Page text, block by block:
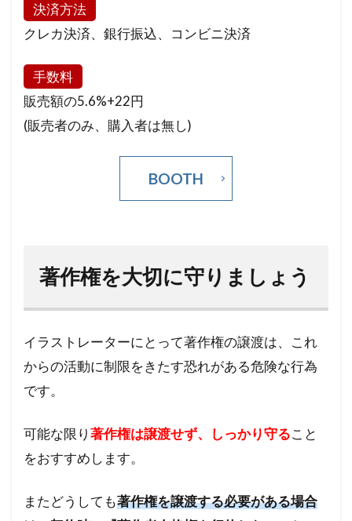
決済方法
クレカ決済、銀行振込、コンビニ決済
手数料
販売額の5.6%+22円
(販売者のみ、購入者は無し)
BOOTH
著作権を大切に守りましょう
イラストレーターにとって著作権の譲渡は、これ
からの活動に制限をきたす恐れがある危険な行為
です。
可能な限り著作権は譲渡せず、しっかり守ること
をおすすめします。
またどうしても著作権を譲渡する必要がある場合